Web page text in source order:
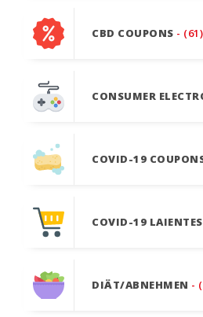
CBD COUPONS - (61)
CONSUMER
COVID-19
COVID-19
DIÄT/ABNEHMEN -